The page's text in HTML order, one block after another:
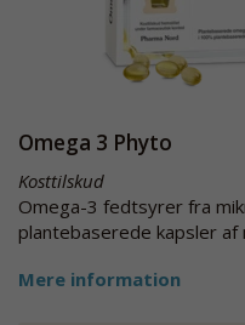
Omega 3 Phyto
Kosttilskud
Omega-3 fedtsyrer fra
plantebaserede kapsler
Mere information